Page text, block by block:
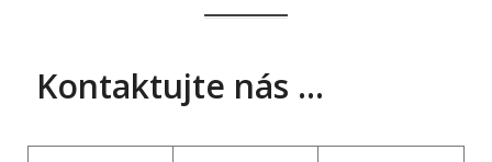
Kontaktujte nás …